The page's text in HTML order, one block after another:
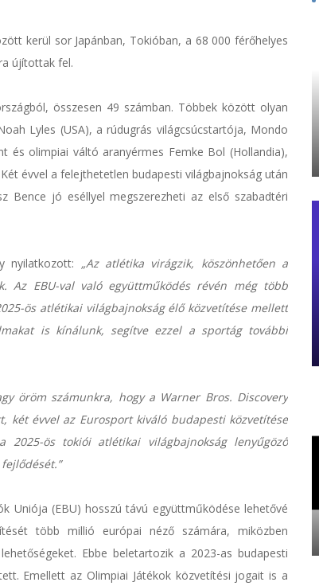
kerül sor Japánban, Tokióban, a 68 000 férőhelyes
újítottak fel.
összesen 49 számban. Többek között olyan
Lyles (USA), a rúdugrás világcsúcstartója, Mondo
és olimpiai váltó aranyérmes Femke Bol (Hollandia),
évvel a felejthetetlen budapesti világbajnokság után
jó eséllyel megszerezheti az első szabadtéri
nyilatkozott: „Az atlétika virágzik, köszönhetően a
Az EBU-val való együttműködés révén még több
ös atlétikai világbajnokság élő közvetítése mellett
is kínálunk, segítve ezzel a sportág további
öröm számunkra, hogy a Warner Bros. Discovery
két évvel az Eurosport kiváló budapesti közvetítése
ös tokiói atlétikai világbajnokság lenyűgöző
Uniója (EBU) hosszú távú együttműködése lehetővé
több millió európai néző számára, miközben
Ebbe beletartozik a 2023-as budapesti
Emellett az Olimpiai Játékok közvetítési jogait is a